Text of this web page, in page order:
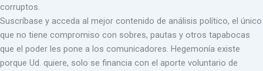
corruptos.
Suscríbase y acceda al mejor contenido de análisis político, el único
que no tiene compromiso con sobres, pautas y otros tapabocas
que el poder les pone a los comunicadores. Hegemonía existe
porque Ud. quiere, solo se financia con el aporte voluntario de